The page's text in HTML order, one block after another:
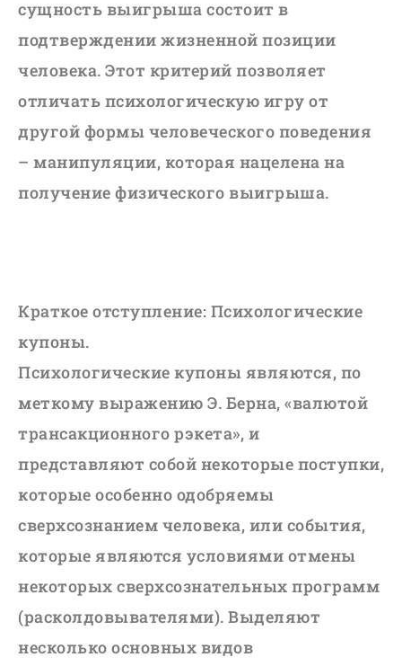
сущность выигрыша состоит в
подтверждении жизненной позиции
человека. Этот критерий позволяет
отличать психологическую игру от
другой формы человеческого поведения
– манипуляции, которая нацелена на
получение физического выигрыша.
Краткое отступление: Психологические
купоны.
Психологические купоны являются, по
меткому выражению Э. Берна, «валютой
трансакционного рэкета», и
представляют собой некоторые поступки,
которые особенно одобряемы
сверхсознанием человека, или события,
которые являются условиями отмены
некоторых сверхсознательных программ
(расколдовывателями). Выделяют
несколько основных видов